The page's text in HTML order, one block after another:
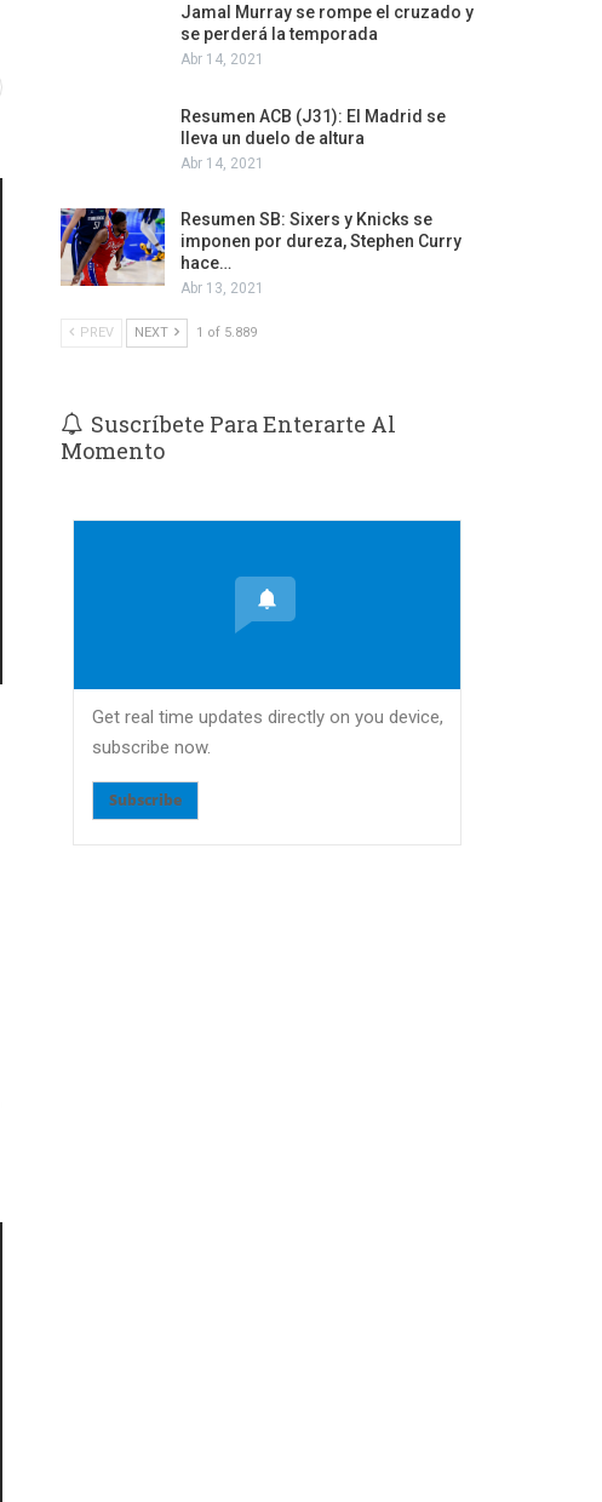
Jamal Murray se rompe el cruzado y
se perderá la temporada
Abr 14, 2021
Resumen ACB (J31): El Madrid se
lleva un duelo de altura
Abr 14, 2021
Resumen SB: Sixers y Knicks se
imponen por dureza, Stephen Curry
hace…
Abr 13, 2021
PREV NEXT 1 of 5.889
Suscríbete Para Enterarte Al
Momento
Get real time updates directly on you device,
subscribe now.
Subscribe